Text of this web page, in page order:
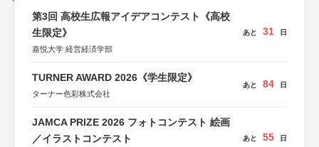
第3回 高校生広報アイデアコンテスト《高校
生限定》
嘉悦大学 経営経済学部
あと 31 日
TURNER AWARD 2026《学生限定》
ターナー色彩株式会社
あと 84 日
JAMCA PRIZE 2026 フォトコンテスト 絵画
／イラストコンテスト
あと 55 日